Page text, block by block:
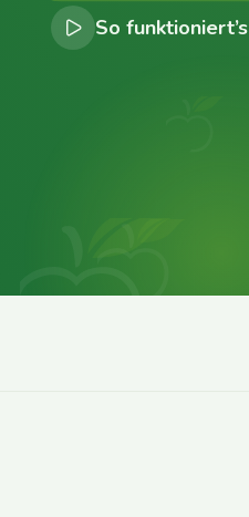
So funktioniert’s